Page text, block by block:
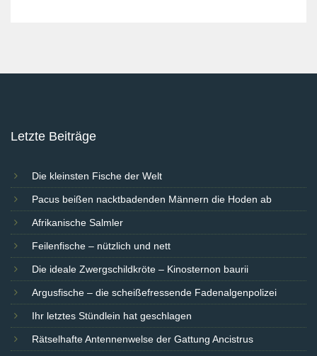
Letzte Beiträge
Die kleinsten Fische der Welt
Pacus beißen nacktbadenden Männern die Hoden ab
Afrikanische Salmler
Feilenfische – nützlich und nett
Die ideale Zwergschildkröte – Kinosternon baurii
Argusfische – die scheißefressende Fadenalgenpolizei
Ihr letztes Stündlein hat geschlagen
Rätselhafte Antennenwelse der Gattung Ancistrus